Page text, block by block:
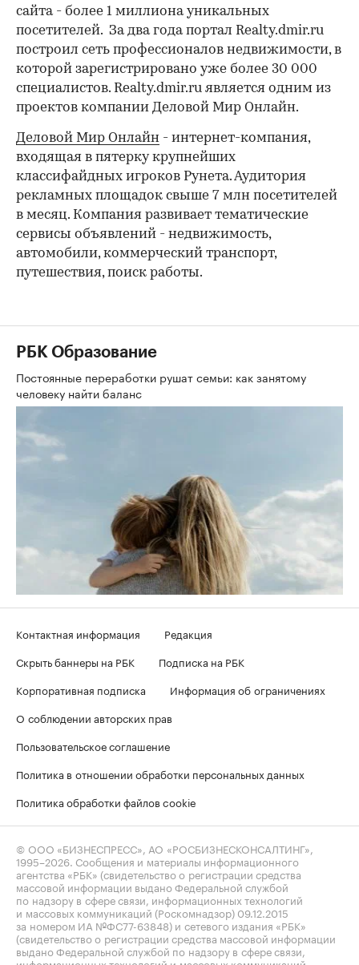
сайта - более 1 миллиона уникальных
посетителей. За два года портал Realty.dmir.ru
построил сеть профессионалов недвижимости, в
которой зарегистрировано уже более 30 000
специалистов. Realty.dmir.ru является одним из
проектов компании Деловой Мир Онлайн.
Деловой Мир Онлайн - интернет-компания,
входящая в пятерку крупнейших
классифайдных игроков Рунета. Аудитория
рекламных площадок свыше 7 млн посетителей
в месяц. Компания развивает тематические
сервисы объявлений - недвижимость,
автомобили, коммерческий транспорт,
путешествия, поиск работы.
РБК Образование
Постоянные переработки рушат семьи: как занятому
человеку найти баланс
Контактная информация
Редакция
Скрыть баннеры на РБК
Подписка на РБК
Корпоративная подписка
Информация об ограничениях
О соблюдении авторских прав
Пользовательское соглашение
Политика в отношении обработки персональных данных
Политика обработки файлов cookie
© ООО «БИЗНЕСПРЕСС», АО «РОСБИЗНЕСКОНСАЛТИНГ»,
1995–2026. Сообщения и материалы информационного
агентства «РБК» (свидетельство о регистрации средства
массовой информации выдано Федеральной службой
по надзору в сфере связи, информационных технологий
и массовых коммуникаций (Роскомнадзор) 09.12.2015
за номером ИА №ФС77-63848) и сетевого издания «РБК»
(свидетельство о регистрации средства массовой информации
выдано Федеральной службой по надзору в сфере связи,